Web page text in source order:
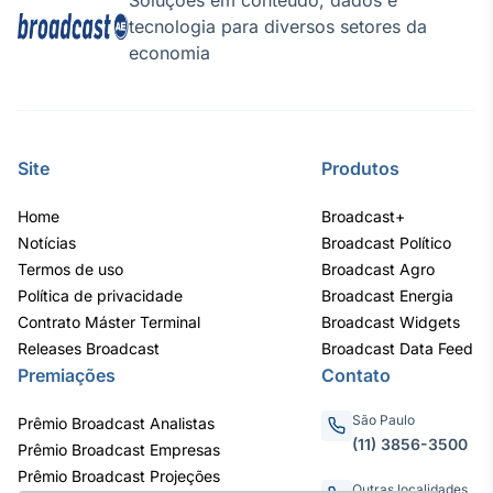
IA
Gestão de
Investimentos
tecnologia para diversos setores da
economia
Site
Home
Notícias
Termos de uso
Política de privacidade
Contrato Máster Terminal
Releases Broadcast
Produtos
Broadcast+
Broadcast Político
Broadcast Agro
Broadcast Energia
Broadcast Widgets
Broadcast Data Feed
Premiações
Prêmio Broadcast Analistas
Prêmio Broadcast Empresas
Prêmio Broadcast Projeções
Contato
São Paulo
(11) 3856-3500
Outras localidades